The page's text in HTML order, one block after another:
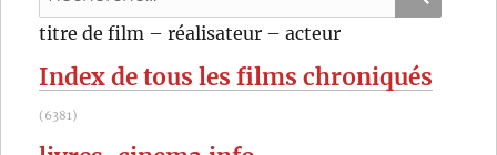
pour
:
titre de film – réalisateur – acteur
Index de tous les films chroniqués
(6381)